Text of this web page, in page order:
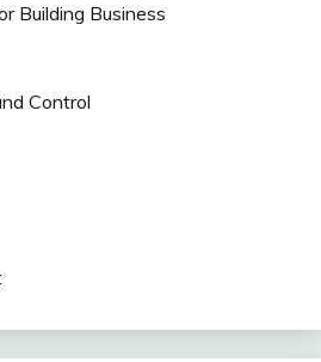
Building Business
Control